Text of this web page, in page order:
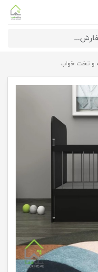
و تخت خواب